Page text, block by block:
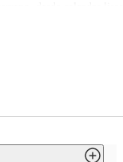
a segurança e o
com materiais de alta
pontos, garantindo